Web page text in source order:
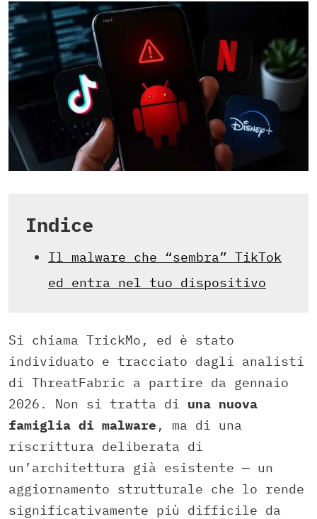
Indice
Il malware che “sembra” TikTok
ed entra nel tuo dispositivo
Si chiama TrickMo, ed è stato
individuato e tracciato dagli analisti
di ThreatFabric a partire da gennaio
2026. Non si tratta di una nuova
famiglia di malware , ma di una
riscrittura deliberata di
un’architettura già esistente — un
aggiornamento strutturale che lo rende
significativamente più difficile da